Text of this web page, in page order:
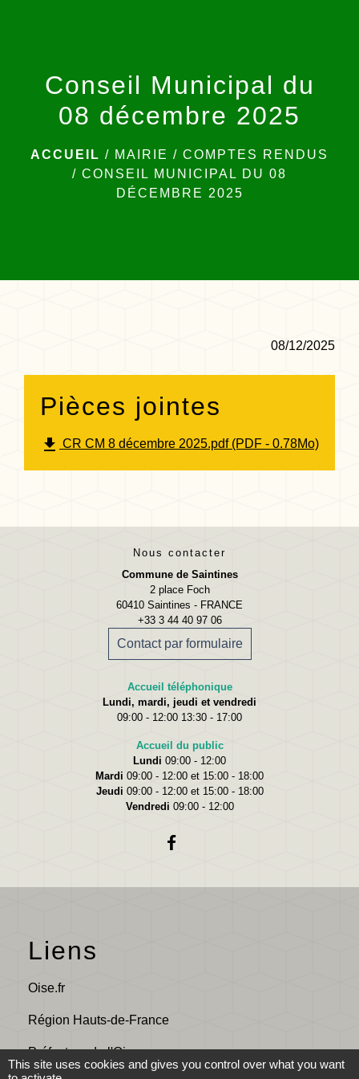
Conseil Municipal du
08 décembre 2025
ACCUEIL / MAIRIE / COMPTES RENDUS
/ CONSEIL MUNICIPAL DU 08
DÉCEMBRE 2025
08/12/2025
Pièces jointes
file_download CR CM 8 décembre 2025.pdf (PDF - 0.78Mo)
Nous contacter
Commune de Saintines
2 place Foch
60410 Saintines - FRANCE
+33 3 44 40 97 06
Contact par formulaire
Accueil téléphonique
Lundi, mardi, jeudi et vendredi
09:00 - 12:00 13:30 - 17:00
Accueil du public
Lundi 09:00 - 12:00
Mardi 09:00 - 12:00 et 15:00 - 18:00
Jeudi 09:00 - 12:00 et 15:00 - 18:00
Vendredi 09:00 - 12:00
Liens
Oise.fr
Région Hauts-de-France
Préfecture de l'Oise
This site uses cookies and gives you control over what you want